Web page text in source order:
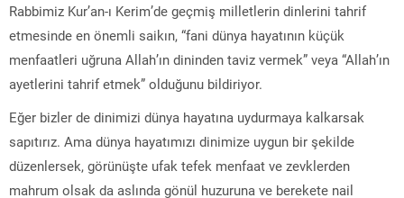
Rabbimiz Kur’an-ı Kerim’de geçmiş milletlerin dinlerini tahrif
etmesinde en önemli saikın, “fani dünya hayatının küçük
menfaatleri uğruna Allah’ın dininden taviz vermek” veya “Allah’ın
ayetlerini tahrif etmek” olduğunu bildiriyor.
Eğer bizler de dinimizi dünya hayatına uydurmaya kalkarsak
sapıtırız. Ama dünya hayatımızı dinimize uygun bir şekilde
düzenlersek, görünüşte ufak tefek menfaat ve zevklerden
mahrum olsak da aslında gönül huzuruna ve berekete nail